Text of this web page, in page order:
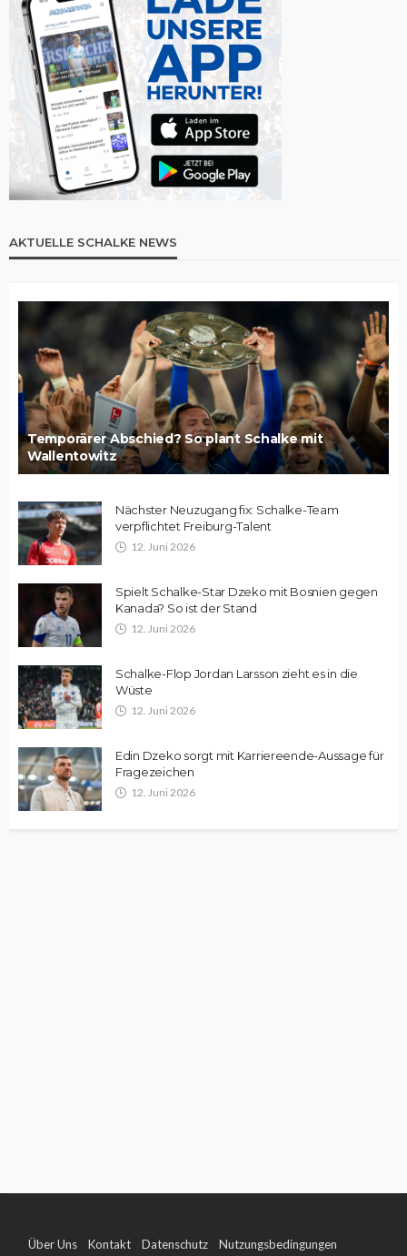
AKTUELLE SCHALKE NEWS
Temporärer Abschied? So plant Schalke mit
Wallentowitz
Nächster Neuzugang fix: Schalke-Team
verpflichtet Freiburg-Talent
12. Juni 2026
Spielt Schalke-Star Dzeko mit Bosnien gegen
Kanada? So ist der Stand
12. Juni 2026
Schalke-Flop Jordan Larsson zieht es in die
Wüste
12. Juni 2026
Edin Dzeko sorgt mit Karriereende-Aussage für
Fragezeichen
12. Juni 2026
Über Uns Kontakt Datenschutz Nutzungsbedingungen